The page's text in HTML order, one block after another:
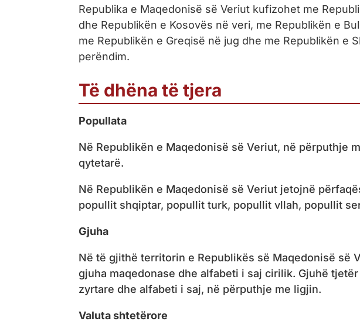
Republika e Maqedonisë së Veriut kufizohet me
dhe Republikën e Kosovës në veri, me Republikën e
me Republikën e Greqisë në jug dhe me Republikën e
perëndim.
Të dhëna të tjera
Popullata
Në Republikën e Maqedonisë së Veriut, në përputhje
qytetarë.
Në Republikën e Maqedonisë së Veriut jetojnë
popullit shqiptar, popullit turk, popullit vllah, popullit
Gjuha
Në të gjithë territorin e Republikës së Maqedonisë së
gjuha maqedonase dhe alfabeti i saj cirilik. Gjuhë
zyrtare dhe alfabeti i saj, në përputhje me ligjin.
Valuta shtetërore